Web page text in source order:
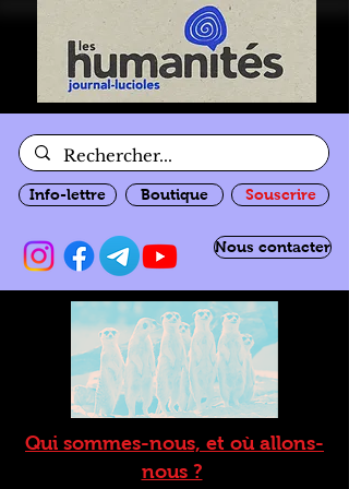
Info-lettre Boutique Souscrire
Nous contacter
Qui sommes-nous, et où allons-
nous ?